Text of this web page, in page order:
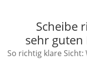
Scheibe
sehr
So richtig klare